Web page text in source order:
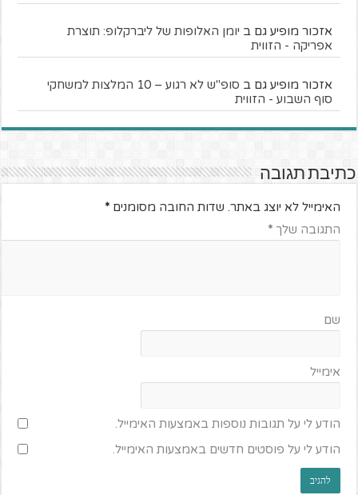
אזכור מופיע גם ב יומן האלופות של ליברקלופ: תוצרת
אפריקה - הזווית
אזכור מופיע גם ב
סופ"ש לא רגוע – 10 המלצות למשחקי
סוף השבוע - הזווית
כתיבת תגובה
האימייל לא יוצג באתר. שדות החובה מסומנים*
התגובה שלך*
שם
אימייל
הודע לי על תגובות נוספות באמצעות האימייל.
הודע לי על פוסטים חדשים באמצעות האימייל.